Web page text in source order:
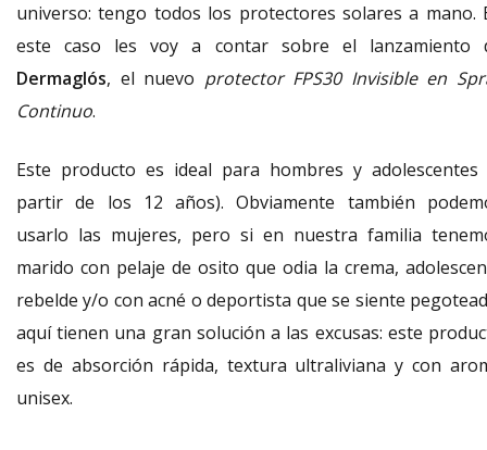
universo: tengo todos los protectores solares a mano.
este caso les voy a contar sobre el lanzamiento
Dermaglós, el nuevo protector FPS30 Invisible en
Continuo.
Este producto es ideal para hombres y adolescentes
partir de los 12 años). Obviamente también
usarlo las mujeres, pero si en nuestra familia
marido con pelaje de osito que odia la crema,
rebelde y/o con acné o deportista que se siente
aquí tienen una gran solución a las excusas: este
es de absorción rápida, textura ultraliviana y con
unisex.